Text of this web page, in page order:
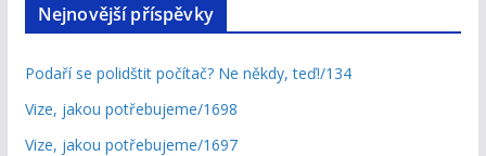
Nejnovější příspěvky
Podaří se polidštit počítač? Ne někdy, teď!/134
Vize, jakou potřebujeme/1698
Vize, jakou potřebujeme/1697